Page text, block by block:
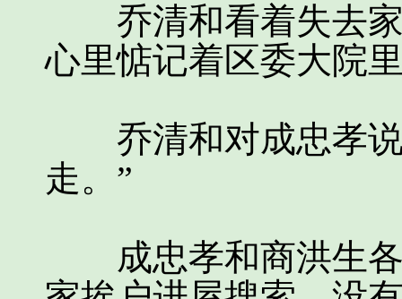
乔清和看着失去家
心里惦记着区委大院
乔清和对成忠孝说
走。”
成忠孝和商洪生各